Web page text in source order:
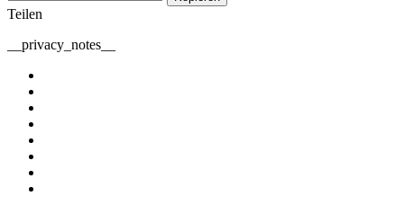
Teilen
__privacy_notes__